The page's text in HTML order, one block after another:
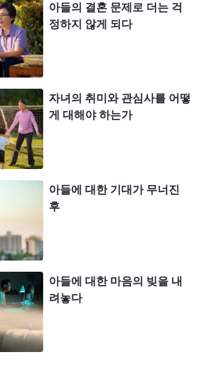
는 계속 생각했습니다. ‘내가 딸
사랑일까? 사랑이라면 아이가
하는데, 지금 아이는 눈에 띄게
힘들어하고 있어. 성적은 오르기
잠 잘 때도 악몽 때문에 설치는
르치는 방식이 잘못된 걸까?’ 저
몰라, 제 문제를 깨달을 수 있도
어 주시기를 계속 기도했습니다.
님의 말씀을 보았습니다. 『
이상을 품고 있든, 얼마나 현실적
가지고 있든, 사람이 실현하고자
하고자 하는 것은 두 단어에서
두 단어는 모든 사람의 삶에 있
으로, 이것이야말로 사탄이 사람
는 것이다. 어떤 두 단어겠느냐?
아들의 결혼 문제로 더는 걱
정하지 않게 되다
자녀의 취미와 관심사를 어떻
게 대해야 하는가
아들에 대한 기대가 무너진
후
아들에 대한 마음의 빚을 내
려놓다